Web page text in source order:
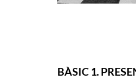
BÀSIC 1.